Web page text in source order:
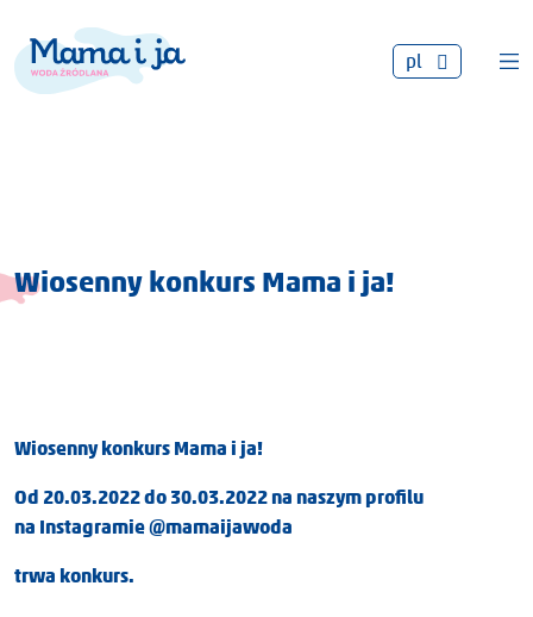
pl
Wiosenny konkurs Mama i ja!
Wiosenny konkurs Mama i ja!
Od 20.03.2022 do 30.03.2022 na naszym profilu
na Instagramie @mamaijawoda
trwa konkurs.